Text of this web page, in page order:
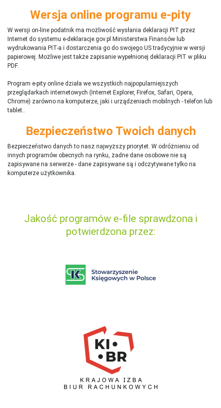
Wersja online programu e-pity
W wersji on-line podatnik ma możliwość wysłania deklaracji PIT przez
Internet do systemu e-deklaracje.gov.pl Ministerstwa Finansów lub
wydrukowania PIT-a i dostarczenia go do swojego US tradycyjnie w wersji
papierowej. Możliwe jest także zapisanie wypełnionej deklaracji PIT w pliku
PDF.
Program e-pity online działa we wszystkich najpopularniejszych
przeglądarkach internetowych (Internet Explorer, Firefox, Safari, Opera,
Chrome) zarówno na komputerze, jaki i urządzeniach mobilnych - telefon lub
tablet..
Bezpieczeństwo Twoich danych
Bezpieczeństwo danych to nasz najwyższy priorytet. W odróżnieniu od
innych programów obecnych na rynku, żadne dane osobowe nie są
zapisywane na serwerze - dane zapisywane są i odczytywane tylko na
komputerze użytkownika.
Jakość programów e-file sprawdzona i
potwierdzona przez: